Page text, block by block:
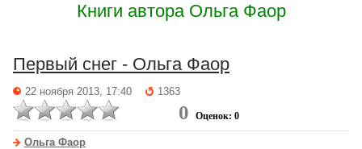
Книги автора Ольга Фаор
Первый снег - Ольга Фаор
22 ноября 2013, 17:40 1363
0 Оценок: 0
Ольга Фаор